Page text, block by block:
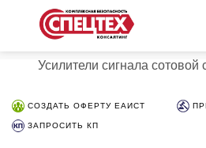
Усилители сигнала сотовой
СОЗДАТЬ ОФЕРТУ ЕАИСТ
ЗАПРОСИТЬ КП